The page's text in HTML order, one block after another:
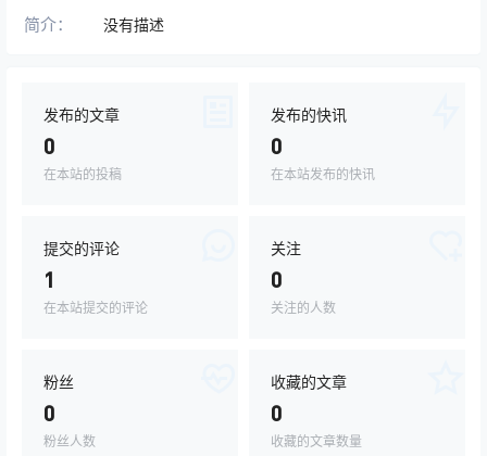
简介： 没有描述
发布的文章
0
在本站的投稿
发布的快讯
0
在本站发布的快讯
提交的评论
1
在本站提交的评论
关注
0
关注的人数
粉丝
0
粉丝人数
收藏的文章
0
收藏的文章数量